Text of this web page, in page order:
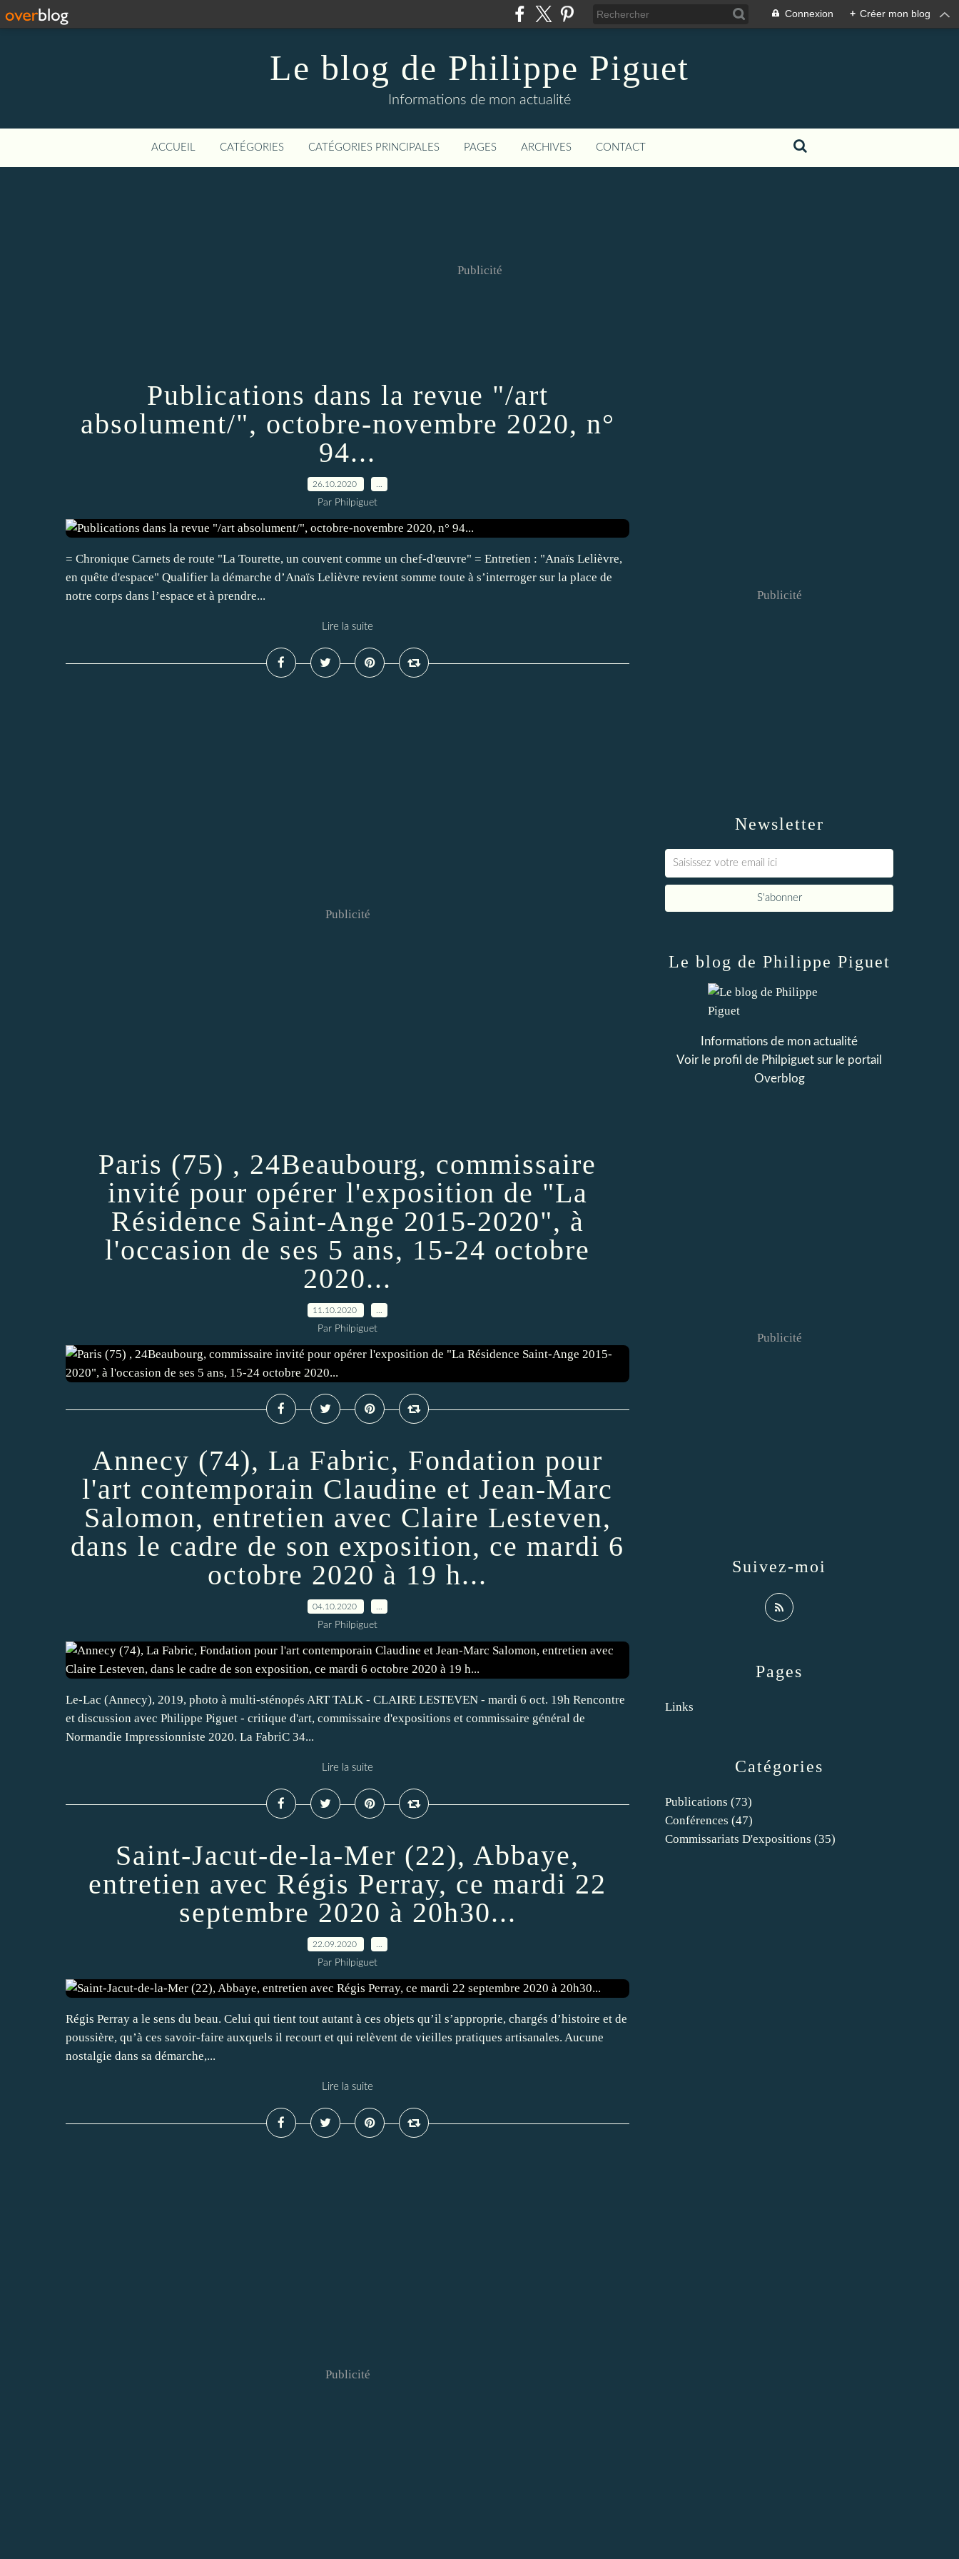
Connexion + Créer mon blog
Le blog de Philippe Piguet
Informations de mon actualité
ACCUEIL CATÉGORIES CATÉGORIES PRINCIPALES PAGES ARCHIVES CONTACT
Publicité
Publications dans la revue "/art
absolument/", octobre-novembre 2020, n°
94...
26.10.2020
Par Philpiguet
= Chronique Carnets de route "La Tourette, un couvent comme un chef-d'œuvre" = Entretien : "Anaïs Lelièvre,
en quête d'espace" Qualifier la démarche d’Anaïs Lelièvre revient somme toute à s’interroger sur la place de
notre corps dans l’espace et à prendre...
Lire la suite
Publicité
Paris (75) , 24Beaubourg, commissaire
invité pour opérer l'exposition de "La
Résidence Saint-Ange 2015-2020", à
l'occasion de ses 5 ans, 15-24 octobre
2020...
11.10.2020
Par Philpiguet
Annecy (74), La Fabric, Fondation pour
l'art contemporain Claudine et Jean-Marc
Salomon, entretien avec Claire Lesteven,
dans le cadre de son exposition, ce mardi 6
octobre 2020 à 19 h...
04.10.2020
Par Philpiguet
Le-Lac (Annecy), 2019, photo à multi-sténopés ART TALK - CLAIRE LESTEVEN - mardi 6 oct. 19h Rencontre
et discussion avec Philippe Piguet - critique d'art, commissaire d'expositions et commissaire général de
Normandie Impressionniste 2020. La FabriC 34...
Lire la suite
Saint-Jacut-de-la-Mer (22), Abbaye,
entretien avec Régis Perray, ce mardi 22
septembre 2020 à 20h30...
22.09.2020
Par Philpiguet
Régis Perray a le sens du beau. Celui qui tient tout autant à ces objets qu’il s’approprie, chargés d’histoire et de
poussière, qu’à ces savoir-faire auxquels il recourt et qui relèvent de vieilles pratiques artisanales. Aucune
nostalgie dans sa démarche,...
Lire la suite
Publicité
Newsletter
Publicité
Catégories
Publications (73)
Conférences (47)
Commissariats D'expositions (35)
Pages
Links
Le blog de Philippe Piguet
Informations de mon actualité
Voir le profil de Philpiguet sur le portail
Overblog
Suivez-moi
Publicité